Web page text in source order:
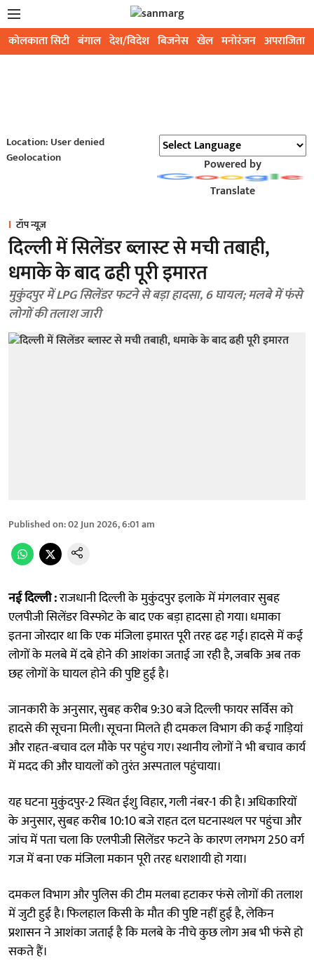
कोलकाता सिटी बंगाल देश/विदेश बिजनेस खेल मनोरंजन अपराजिता
Location: User denied
Geolocation
Powered by
Translate
टॉप न्यूज़
दिल्ली में सिलेंडर ब्लास्ट से मची तबाही,
धमाके के बाद ढही पूरी इमारत
मुकुंदपुर में LPG सिलेंडर फटने से बड़ा हादसा, 6 घायल; मलबे में फंसे
लोगों की तलाश जारी
Published on:02 Jun 2026, 6:01 am
नई दिल्ली :राजधानी दिल्ली के मुकुंदपुर इलाके में मंगलवार सुबह
एलपीजी सिलेंडर विस्फोट के बाद एक बड़ा हादसा हो गया। धमाका
इतना जोरदार था कि एक मंजिला इमारत पूरी तरह ढह गई। हादसे में कई
लोगों के मलबे में दबे होने की आशंका जताई जा रही है, जबकि अब तक
छह लोगों के घायल होने की पुष्टि हुई है।
जानकारी के अनुसार, सुबह करीब 9:30 बजे दिल्ली फायर सर्विस को
हादसे की सूचना मिली। सूचना मिलते ही दमकल विभाग की कई गाड़ियां
और राहत-बचाव दल मौके पर पहुंच गए। स्थानीय लोगों ने भी बचाव कार्य
में मदद की और घायलों को तुरंत अस्पताल पहुंचाया।
यह घटना मुकुंदपुर-2 स्थित ईशु विहार, गली नंबर-1 की है। अधिकारियों
के अनुसार, सुबह करीब 10:10 बजे राहत दल घटनास्थल पर पहुंचा और
जांच में पता चला कि एलपीजी सिलेंडर फटने के कारण लगभग 250 वर्ग
गज में बना एक मंजिला मकान पूरी तरह धराशायी हो गया।
दमकल विभाग और पुलिस की टीम मलबा हटाकर फंसे लोगों की तलाश
में जुटी हुई है। फिलहाल किसी के मौत की पुष्टि नहीं हुई है, लेकिन
प्रशासन ने आशंका जताई है कि मलबे के नीचे कुछ लोग अब भी फंसे हो
सकते हैं।